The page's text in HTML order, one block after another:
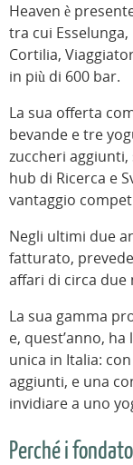
Heaven è
tra cui
Cortilia,
in più di 600 bar.
La sua offerta
bevande e tre
zuccheri
hub di Ricerca e
vantaggio
Negli ultimi due
fatturato,
affari di circa due
La sua gamma
e, quest’anno,
unica in Italia:
aggiunti, e una
invidiare a uno
Perché i